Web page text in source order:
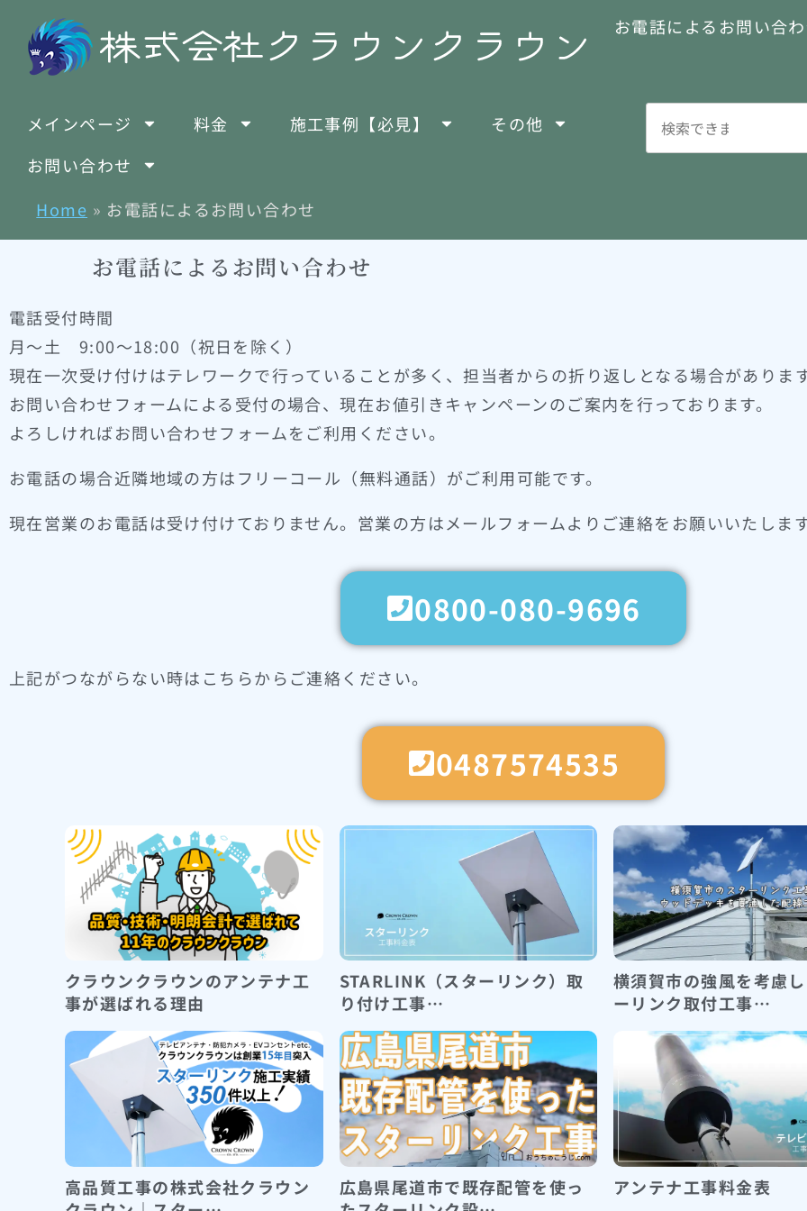
お電話によるお問い合
メインページ 料金 施工事例【必見】
その他
お問い合わせ
Home » お電話によるお問い合わせ
お電話によるお問い合わせ
電話受付時間
月～土 9:00～18:00（祝日を除く）
現在一次受け付けはテレワークで行っていることが多く、担当者からの折り返しとなる場合がありま
お問い合わせフォームによる受付の場合、現在お値引きキャンペーンのご案内を行っております。
よろしければお問い合わせフォームをご利用ください。
お電話の場合近隣地域の方はフリーコール（無料通話）がご利用可能です。
現在営業のお電話は受け付けておりません。営業の方はメールフォームよりご連絡をお願いいたしま
0800-080-9696
上記がつながらない時はこちらからご連絡ください。
0487574535
クラウンクラウンのアンテナ工
事が選ばれる理由
STARLINK（スターリンク）取
り付け工事…
横須賀市の強風を考慮
ーリンク取付工事…
高品質工事の株式会社クラウン
広島県尾道市で既存配管を使っ
アンテナ工事料金表